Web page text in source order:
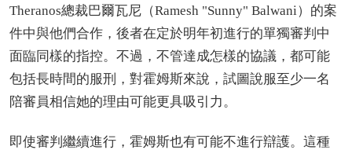
Theranos總裁巴爾瓦尼（Ramesh "Sunny" Balwani）的案
件中與他們合作，後者在定於明年初進行的單獨審判中
面臨同樣的指控。不過，不管達成怎樣的協議，都可能
包括長時間的服刑，對霍姆斯來說，試圖說服至少一名
陪審員相信她的理由可能更具吸引力。
即使審判繼續進行，霍姆斯也有可能不進行辯護。這種